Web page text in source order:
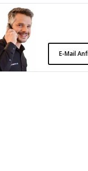
E-Mail